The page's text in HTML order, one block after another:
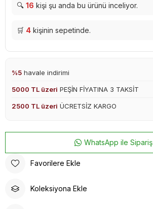
🔍 16 kişi şu anda bu ürünü inceliyor.
🛒 4 kişinin sepetinde.
%5 havale indirimi
5000 TL üzeri PEŞİN FİYATINA 3 TAKSİT
2500 TL üzeri ÜCRETSİZ KARGO
WhatsApp ile Sipariş
Favorilere Ekle
Koleksiyona Ekle